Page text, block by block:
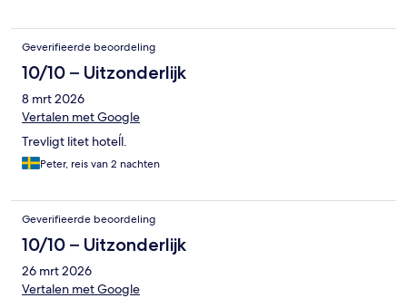
Geverifieerde beoordeling
10/10 – Uitzonderlijk
8 mrt 2026
Vertalen met Google
Trevligt litet hoteĺl.
Peter, reis van 2 nachten
Geverifieerde beoordeling
10/10 – Uitzonderlijk
26 mrt 2026
Vertalen met Google